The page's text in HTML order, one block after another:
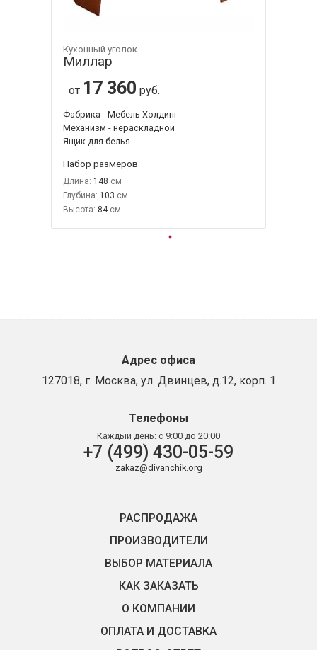
Кухонный уголок
Миллар
от 17 360 руб.
Фабрика - Мебель Холдинг
Механизм - нераскладной
Ящик для белья
Набор размеров
Длина: 148
Глубина: 103
Высота: 84
Адрес офиса
127018, г. Москва, ул. Двинцев, д.12, корп. 1
Телефоны
Каждый день: с 9:00 до 20:00
+7 (499) 430-05-59
zakaz@divanchik.org
РАСПРОДАЖА
ПРОИЗВОДИТЕЛИ
ВЫБОР МАТЕРИАЛА
КАК ЗАКАЗАТЬ
О КОМПАНИИ
ОПЛАТА И ДОСТАВКА